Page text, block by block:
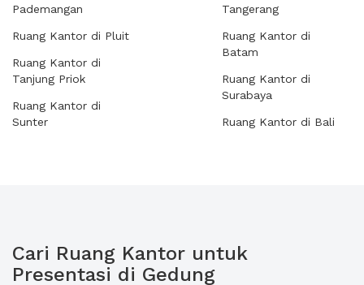
Pademangan
Ruang Kantor di Pluit
Ruang Kantor di
Tanjung Priok
Ruang Kantor di
Sunter
Tangerang
Ruang Kantor di
Batam
Ruang Kantor di
Surabaya
Ruang Kantor di Bali
Cari Ruang Kantor untuk
Presentasi di Gedung